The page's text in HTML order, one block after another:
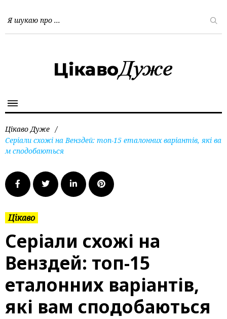
Цікаво Дуже /
Серіали схожі на Венздей: топ-15 еталонних варіантів, які ва
м сподобаються
Цікаво
Серіали схожі на
Венздей: топ-15
еталонних варіантів,
які вам сподобаються